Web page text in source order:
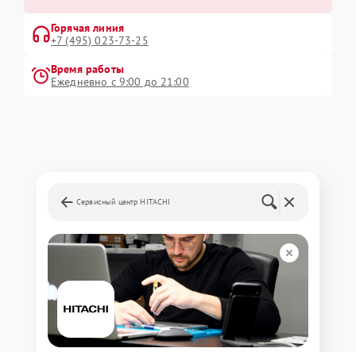
Горячая линия
+7 (495) 023-73-25
Время работы
Ежедневно с 9:00 до 21:00
Сервисный центр HITACHI